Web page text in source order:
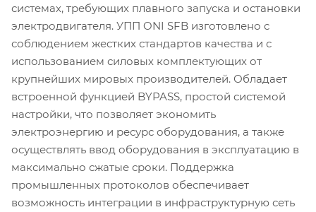
системах, требующих плавного запуска и остановки
электродвигателя. УПП ONI SFB изготовлено с
соблюдением жестких стандартов качества и с
использованием силовых комплектующих от
крупнейших мировых производителей. Обладает
встроенной функцией BYPASS, простой системой
настройки, что позволяет экономить
электроэнергию и ресурс оборудования, а также
осуществлять ввод оборудования в эксплуатацию в
максимально сжатые сроки. Поддержка
промышленных протоколов обеспечивает
возможность интеграции в инфраструктурную сеть